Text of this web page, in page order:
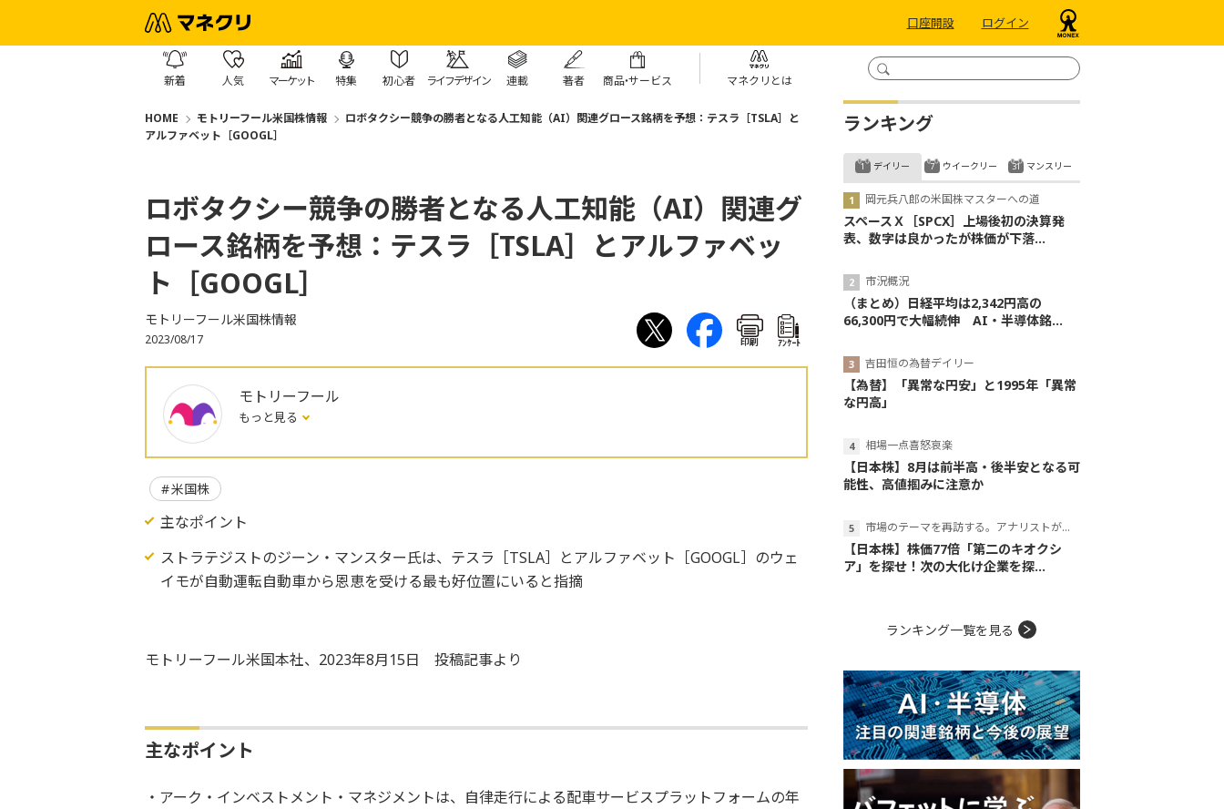
口座開設 ログイン
新着 人気 マーケット 特集 初心者 ライフデザイン 連載 著者 商品・サービス マネクリとは
HOME モトリーフール米国株情報
ロボタクシー競争の勝者となる人工知能（AI）関連グロース銘柄を予想：テスラ［TSLA］と
アルファベット［GOOGL］
ロボタクシー競争の勝者となる人工知能（AI）関連グ
ロース銘柄を予想：テスラ［TSLA］とアルファベッ
ト［GOOGL］
モトリーフール米国株情報
2023/08/17 印刷 ｱﾝｹｰﾄ
モトリーフール
もっと見る
米国株
主なポイント
ストラテジストのジーン・マンスター氏は、テスラ［TSLA］とアルファベット［GOOGL］のウェ
イモが自動運転自動車から恩恵を受ける最も好位置にいると指摘
モトリーフール米国本社、2023年8月15日 投稿記事より
主なポイント
・アーク・インベストメント・マネジメントは、自律走行による配車サービスプラットフォームの年
ランキング
デイリー
岡元兵八郎の米国株マスターへの道
スペースＸ［SPCX］上場後初の決算発
表、数字は良かったが株価が下落...
市況概況
（まとめ）日経平均は2,342円高の
66,300円で大幅続伸 AI・半導体銘...
吉田恒の為替デイリー
【為替】「異常な円安」と1995年「異常
な円高」
相場一点喜怒哀楽
【日本株】8月は前半高・後半安となる可
能性、高値掴みに注意か
市場のテーマを再訪する。アナリストが読み解くテーマの本質
【日本株】株価77倍「第二のキオクシ
ア」を探せ！次の大化け企業を探...
ウイークリー マンスリー
ランキング一覧を見る